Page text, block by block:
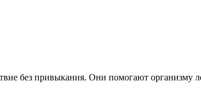
без привыкания. Они помогают организму